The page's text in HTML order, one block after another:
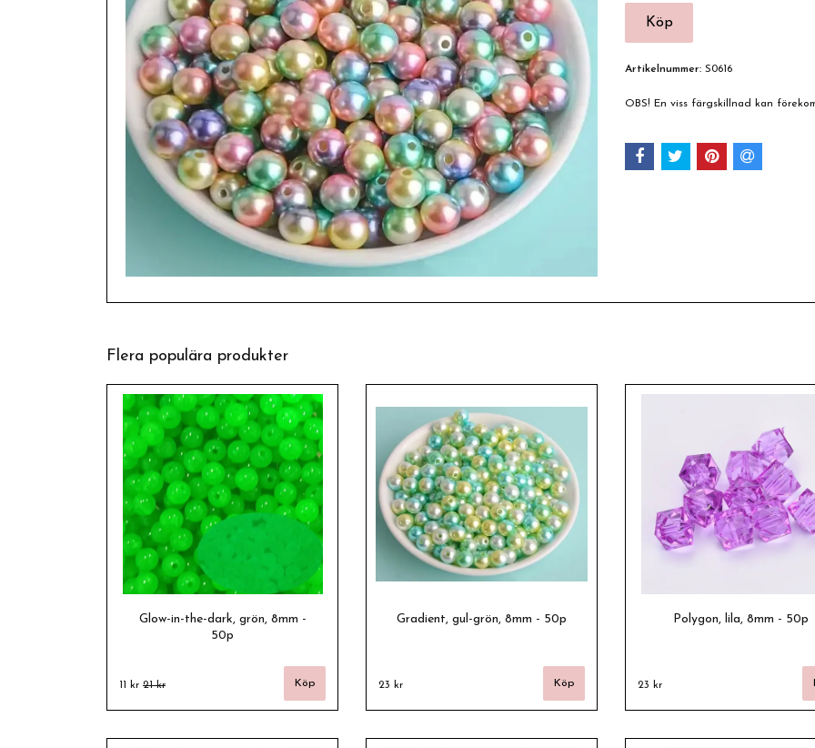
Artikelnummer: S0616
OBS! En viss färgskillnad kan
Flera populära produkter
Glow-in-the-dark, grön, 8mm -
50p
11 kr 21 kr
Gradient, gul-grön, 8mm - 50p
23 kr
Polygon, lila, 8mm - 50p
23 kr